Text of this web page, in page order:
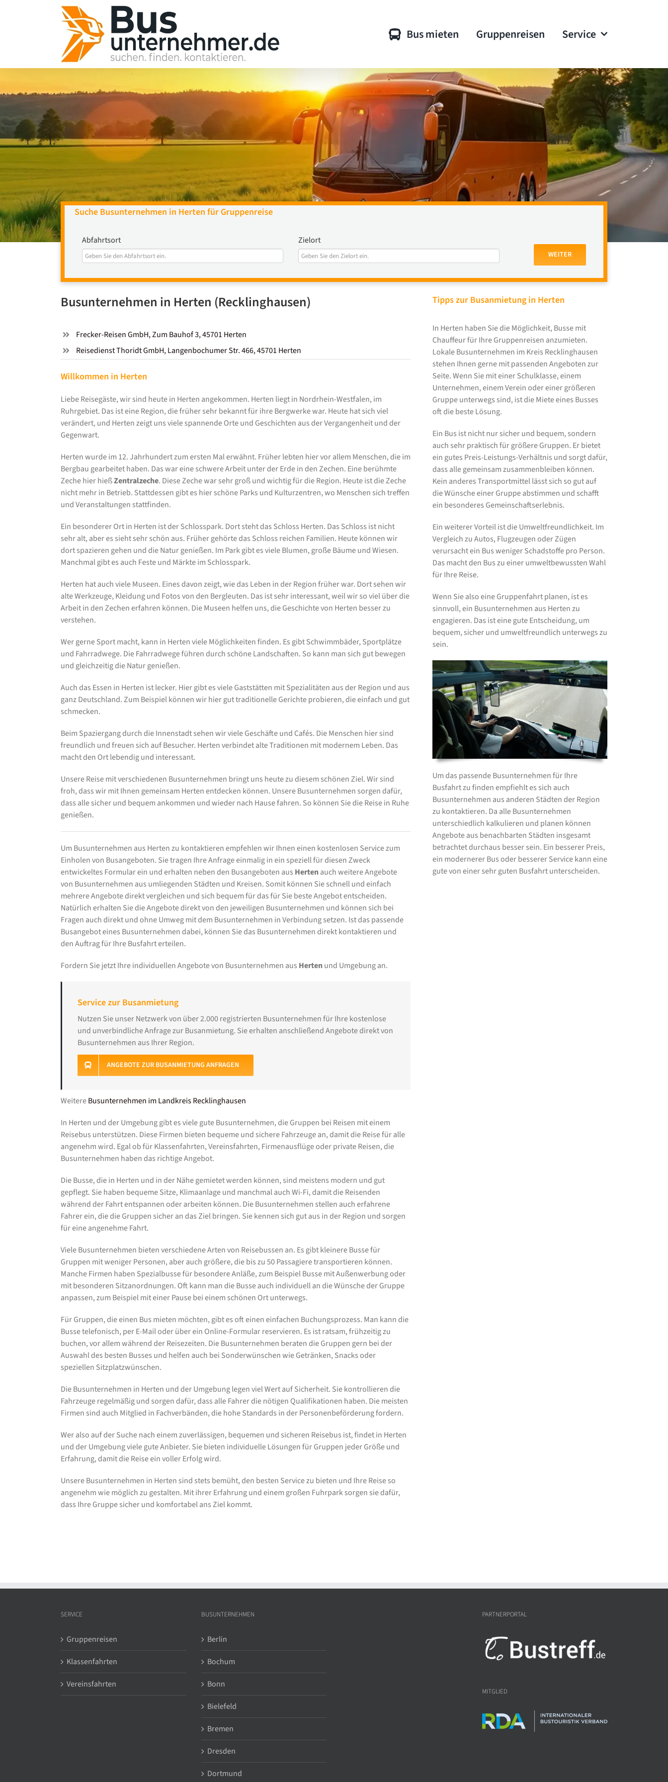
Bus mieten Gruppenreisen Service
Suche Busunternehmen in Herten für Gruppenreise
Abfahrtsort Zielort
WEITER
Busunternehmen in Herten (Recklinghausen)
Frecker-Reisen GmbH, Zum Bauhof 3, 45701 Herten
Reisedienst Thoridt GmbH, Langenbochumer Str. 466, 45701 Herten
Willkommen in Herten
Liebe Reisegäste, wir sind heute in Herten angekommen. Herten liegt in Nordrhein-Westfalen, im
Ruhrgebiet. Das ist eine Region, die früher sehr bekannt für ihre Bergwerke war. Heute hat sich viel
verändert, und Herten zeigt uns viele spannende Orte und Geschichten aus der Vergangenheit und der
Gegenwart.
Herten wurde im 12. Jahrhundert zum ersten Mal erwähnt. Früher lebten hier vor allem Menschen, die im
Bergbau gearbeitet haben. Das war eine schwere Arbeit unter der Erde in den Zechen. Eine berühmte
Zeche hier hießZentralzeche. Diese Zeche war sehr groß und wichtig für die Region. Heute ist die Zeche
nicht mehr in Betrieb. Stattdessen gibt es hier schöne Parks und Kulturzentren, wo Menschen sich treffen
und Veranstaltungen stattfinden.
Ein besonderer Ort in Herten ist der Schlosspark. Dort steht das Schloss Herten. Das Schloss ist nicht
sehr alt, aber es sieht sehr schön aus. Früher gehörte das Schloss reichen Familien. Heute können wir
dort spazieren gehen und die Natur genießen. Im Park gibt es viele Blumen, große Bäume und Wiesen.
Manchmal gibt es auch Feste und Märkte im Schlosspark.
Herten hat auch viele Museen. Eines davon zeigt, wie das Leben in der Region früher war. Dort sehen wir
alte Werkzeuge, Kleidung und Fotos von den Bergleuten. Das ist sehr interessant, weil wir so viel über die
Arbeit in den Zechen erfahren können. Die Museen helfen uns, die Geschichte von Herten besser zu
verstehen.
Wer gerne Sport macht, kann in Herten viele Möglichkeiten finden. Es gibt Schwimmbäder, Sportplätze
und Fahrradwege. Die Fahrradwege führen durch schöne Landschaften. So kann man sich gut bewegen
und gleichzeitig die Natur genießen.
Auch das Essen in Herten ist lecker. Hier gibt es viele Gaststätten mit Spezialitäten aus der Region und aus
ganz Deutschland. Zum Beispiel können wir hier gut traditionelle Gerichte probieren, die einfach und gut
schmecken.
Beim Spaziergang durch die Innenstadt sehen wir viele Geschäfte und Cafés. Die Menschen hier sind
freundlich und freuen sich auf Besucher. Herten verbindet alte Traditionen mit modernem Leben. Das
macht den Ort lebendig und interessant.
Unsere Reise mit verschiedenen Busunternehmen bringt uns heute zu diesem schönen Ziel. Wir sind
froh, dass wir mit Ihnen gemeinsam Herten entdecken können. Unsere Busunternehmen sorgen dafür,
dass alle sicher und bequem ankommen und wieder nach Hause fahren. So können Sie die Reise in Ruhe
genießen.
Um Busunternehmen aus Herten zu kontaktieren empfehlen wir Ihnen einen kostenlosen Service zum
Einholen von Busangeboten. Sie tragen Ihre Anfrage einmalig in ein speziell für diesen Zweck
entwickeltes Formular ein und erhalten neben den Busangeboten aus Hertenauch weitere Angebote
von Busunternehmen aus umliegenden Städten und Kreisen. Somit können Sie schnell und einfach
mehrere Angebote direkt vergleichen und sich bequem für das für Sie beste Angebot entscheiden.
Natürlich erhalten Sie die Angebote direkt von den jeweiligen Busunternehmen und können sich bei
Fragen auch direkt und ohne Umweg mit dem Busunternehmen in Verbindung setzen. Ist das passende
Busangebot eines Busunternehmen dabei, können Sie das Busunternehmen direkt kontaktieren und
den Auftrag für Ihre Busfahrt erteilen.
Fordern Sie jetzt Ihre individuellen Angebote von Busunternehmen aus Hertenund Umgebung an.
Service zur Busanmietung
Nutzen Sie unser Netzwerk von über 2.000 registrierten Busunternehmen für Ihre kostenlose
und unverbindliche Anfrage zur Busanmietung. Sie erhalten anschließend Angebote direkt von
Busunternehmen aus Ihrer Region.
ANGEBOTE ZUR BUSANMIETUNG ANFRAGEN
WeitereBusunternehmen im Landkreis Recklinghausen
In Herten und der Umgebung gibt es viele gute Busunternehmen, die Gruppen bei Reisen mit einem
Reisebus unterstützen. Diese Firmen bieten bequeme und sichere Fahrzeuge an, damit die Reise für alle
angenehm wird. Egal ob für Klassenfahrten, Vereinsfahrten, Firmenausflüge oder private Reisen, die
Busunternehmen haben das richtige Angebot.
Die Busse, die in Herten und in der Nähe gemietet werden können, sind meistens modern und gut
gepflegt. Sie haben bequeme Sitze, Klimaanlage und manchmal auch Wi-Fi, damit die Reisenden
während der Fahrt entspannen oder arbeiten können. Die Busunternehmen stellen auch erfahrene
Fahrer ein, die die Gruppen sicher an das Ziel bringen. Sie kennen sich gut aus in der Region und sorgen
für eine angenehme Fahrt.
Viele Busunternehmen bieten verschiedene Arten von Reisebussen an. Es gibt kleinere Busse für
Gruppen mit weniger Personen, aber auch größere, die bis zu 50 Passagiere transportieren können.
Manche Firmen haben Spezialbusse für besondere Anläße, zum Beispiel Busse mit Außenwerbung oder
mit besonderen Sitzanordnungen. Oft kann man die Busse auch individuell an die Wünsche der Gruppe
anpassen, zum Beispiel mit einer Pause bei einem schönen Ort unterwegs.
Für Gruppen, die einen Bus mieten möchten, gibt es oft einen einfachen Buchungsprozess. Man kann die
Busse telefonisch, per E-Mail oder über ein Online-Formular reservieren. Es ist ratsam, frühzeitig zu
buchen, vor allem während der Reisezeiten. Die Busunternehmen beraten die Gruppen gern bei der
Auswahl des besten Busses und helfen auch bei Sonderwünschen wie Getränken, Snacks oder
speziellen Sitzplatzwünschen.
Die Busunternehmen in Herten und der Umgebung legen viel Wert auf Sicherheit. Sie kontrollieren die
Fahrzeuge regelmäßig und sorgen dafür, dass alle Fahrer die nötigen Qualifikationen haben. Die meisten
Firmen sind auch Mitglied in Fachverbänden, die hohe Standards in der Personenbeförderung fordern.
Wer also auf der Suche nach einem zuverlässigen, bequemen und sicheren Reisebus ist, findet in Herten
und der Umgebung viele gute Anbieter. Sie bieten individuelle Lösungen für Gruppen jeder Größe und
Erfahrung, damit die Reise ein voller Erfolg wird.
Unsere Busunternehmen in Herten sind stets bemüht, den besten Service zu bieten und Ihre Reise so
angenehm wie möglich zu gestalten. Mit ihrer Erfahrung und einem großen Fuhrpark sorgen sie dafür,
dass Ihre Gruppe sicher und komfortabel ans Ziel kommt.
Tipps zur Busanmietung in Herten
In Herten haben Sie die Möglichkeit, Busse mit
Chauffeur für Ihre Gruppenreisen anzumieten.
Lokale Busunternehmen im Kreis Recklinghausen
stehen Ihnen gerne mit passenden Angeboten zur
Seite. Wenn Sie mit einer Schulklasse, einem
Unternehmen, einem Verein oder einer größeren
Gruppe unterwegs sind, ist die Miete eines Busses
oft die beste Lösung.
Ein Bus ist nicht nur sicher und bequem, sondern
auch sehr praktisch für größere Gruppen. Er bietet
ein gutes Preis-Leistungs-Verhältnis und sorgt dafür,
dass alle gemeinsam zusammenbleiben können.
Kein anderes Transportmittel lässt sich so gut auf
die Wünsche einer Gruppe abstimmen und schafft
ein besonderes Gemeinschaftserlebnis.
Ein weiterer Vorteil ist die Umweltfreundlichkeit. Im
Vergleich zu Autos, Flugzeugen oder Zügen
verursacht ein Bus weniger Schadstoffe pro Person.
Das macht den Bus zu einer umweltbewussten Wahl
für Ihre Reise.
Wenn Sie also eine Gruppenfahrt planen, ist es
sinnvoll, ein Busunternehmen aus Herten zu
engagieren. Das ist eine gute Entscheidung, um
bequem, sicher und umweltfreundlich unterwegs zu
sein.
Um das passende Busunternehmen für Ihre
Busfahrt zu finden empfiehlt es sich auch
Busunternehmen aus anderen Städten der Region
zu kontaktieren. Da alle Busunternehmen
unterschiedlich kalkulieren und planen können
Angebote aus benachbarten Städten insgesamt
betrachtet durchaus besser sein. Ein besserer Preis,
ein modernerer Bus oder besserer Service kann eine
gute von einer sehr guten Busfahrt unterscheiden.
SERVICE
Gruppenreisen
Klassenfahrten
Vereinsfahrten
BUSUNTERNEHMEN
Berlin
Bochum
Bonn
Bielefeld
Bremen
Dresden
Dortmund
PARTNERPORTAL
MITGLIED